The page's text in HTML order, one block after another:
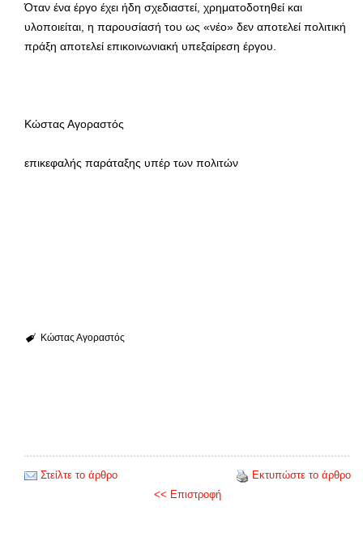
Όταν ένα έργο έχει ήδη σχεδιαστεί, χρηματοδοτηθεί και
υλοποιείται, η παρουσίασή του ως «νέο» δεν αποτελεί πολιτική
πράξη αποτελεί επικοινωνιακή υπεξαίρεση έργου.
Κώστας Αγοραστός
επικεφαλής παράταξης υπέρ των πολιτών
Κώστας Αγοραστός
Στείλτε το άρθρο
Εκτυπώστε το άρθρο
<< Επιστροφή